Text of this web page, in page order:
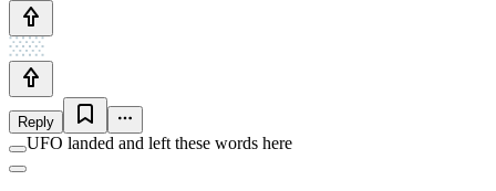
Reply
UFO landed and left these words here